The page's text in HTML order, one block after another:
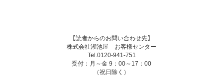
【読者からのお問い合わせ先】
株式会社湖池屋 お客様センター
Tel.0120-941-751
受付：月～金 9：00～17：00
（祝日除く）